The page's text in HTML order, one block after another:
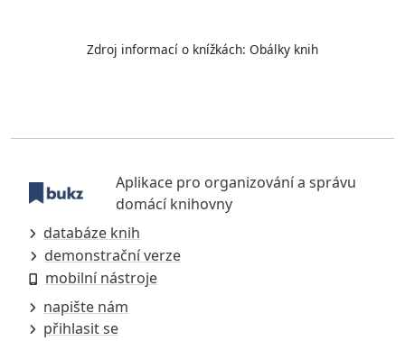
Zdroj informací o knížkách: Obálky knih
Aplikace pro organizování a správu
domácí knihovny
databáze knih
demonstrační verze
mobilní nástroje
napište nám
přihlasit se